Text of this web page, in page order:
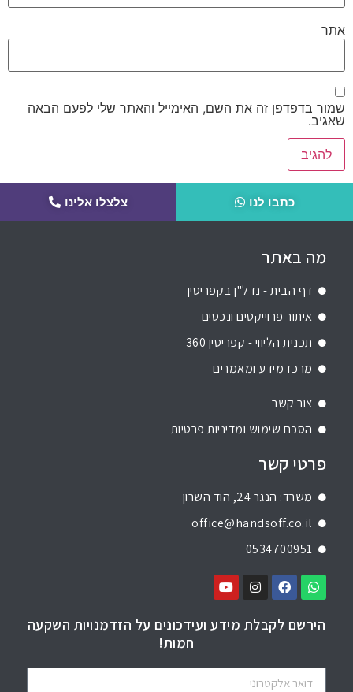
אתר
שמור בדפדפן זה את השם, האימייל והאתר שלי לפעם הבאה
שאגיב.
כתבו לנו צלצלו אלינו
מה באתר
דף הבית - נדל"ן בקפריסין
איתור פרוייקטים ונכסים
תכנית הליווי - קפריסין 360
מרכז מידע ומאמרים
צור קשר
הסכם שימוש ומדיניות פרטיות
פרטי קשר
משרד: הנגר 24, הוד השרון
office@handsoff.co.il
0534700951
הירשם לקבלת מידע ועידכונים על הזדמנויות השקעה
חמות!